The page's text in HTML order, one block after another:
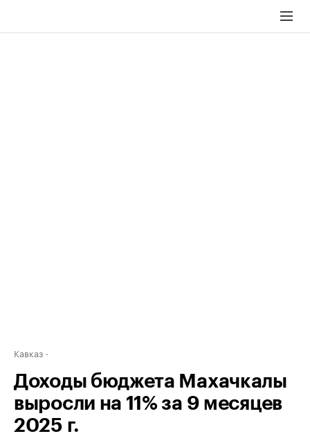
Кавказ
Доходы бюджета Махачкалы
выросли на 11% за 9 месяцев
2025 г.